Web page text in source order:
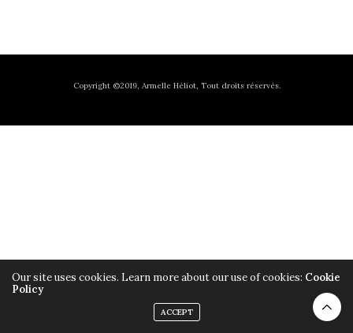
Copyright ©2019, Armelle Héliot, Tout droits réservés.
Our site uses cookies. Learn more about our use of cookies: Cookie
Policy
ACCEPT